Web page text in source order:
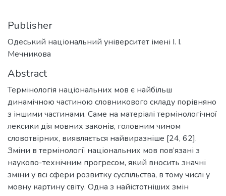
Publisher
Одеський національний університет імені І. І.
Мечникова
Abstract
Термінологія національних мов є найбільш
динамічною частиною словникового складу порівняно
з іншими частинами. Саме на матеріалі термінологічної
лексики дія мовних законів, головним чином
словотвірних, виявляється найвиразніше [24, 62].
Зміни в термінології національних мов пов’язані з
науково-технічним прогресом, який вносить значні
зміни у всі сфери розвитку суспільства, в тому числі у
мовну картину світу. Одна з найістотніших змін